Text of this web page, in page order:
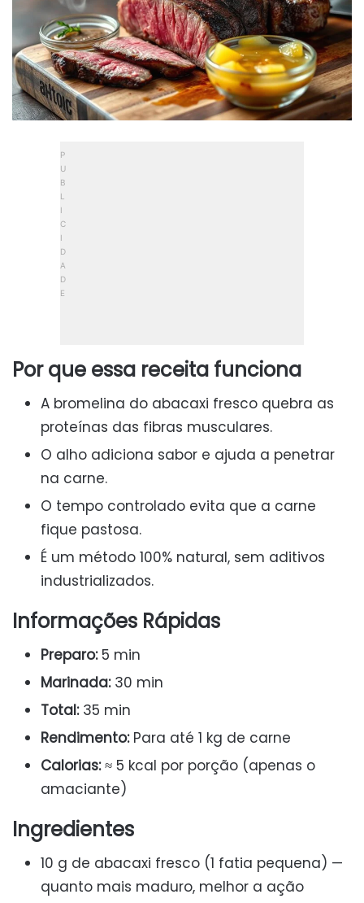
Por que essa receita funciona
A bromelina do abacaxi fresco quebra as
proteínas das fibras musculares.
O alho adiciona sabor e ajuda a penetrar
na carne.
O tempo controlado evita que a carne
fique pastosa.
É um método 100% natural, sem aditivos
industrializados.
Informações Rápidas
Preparo:5 min
Marinada:30 min
Total:35 min
Rendimento:Para até 1 kg de carne
Calorias:≈ 5 kcal por porção (apenas o
amaciante)
Ingredientes
10 g de abacaxi fresco (1 fatia pequena) —
quanto mais maduro, melhor a ação